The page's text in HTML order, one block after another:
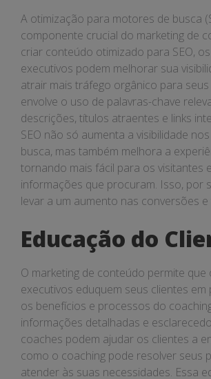
A otimização para motores de busca
componente crucial do marketing de
criar conteúdo otimizado para SEO,
executivos podem melhorar sua
atrair mais tráfego orgânico para
envolve o uso de palavras-chave
descrições, títulos atraentes e links
SEO não só aumenta a visibilidade
busca, mas também melhora a
tornando mais fácil para os visitantes
informações que procuram. Isso, por
levar a um aumento nas conversões e
Educação do
O marketing de conteúdo permite que
executivos eduquem seus clientes
os benefícios e processos do
informações detalhadas e
coaches podem ajudar os clientes a
como o coaching pode resolver seus
atender às suas necessidades. Essa